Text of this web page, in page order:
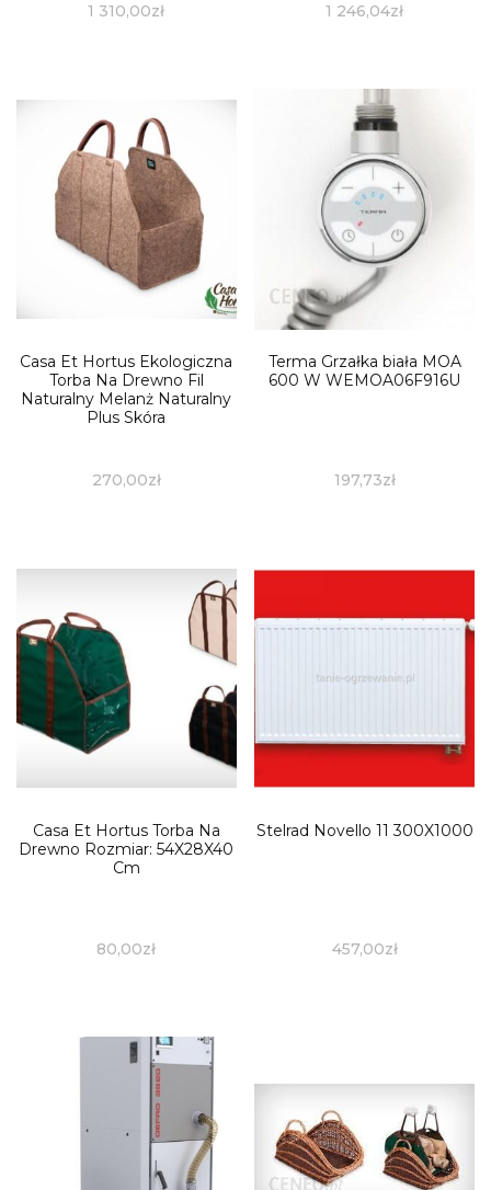
1 310,00zł 1 246,04zł
Casa Et Hortus Ekologiczna
Torba Na Drewno Fil
Naturalny Melanż Naturalny
Plus Skóra
270,00zł
Terma Grzałka biała MOA
600 W WEMOA06F916U
197,73zł
Casa Et Hortus Torba Na
Drewno Rozmiar: 54X28X40
Cm
80,00zł
Stelrad Novello 11 300X1000
457,00zł